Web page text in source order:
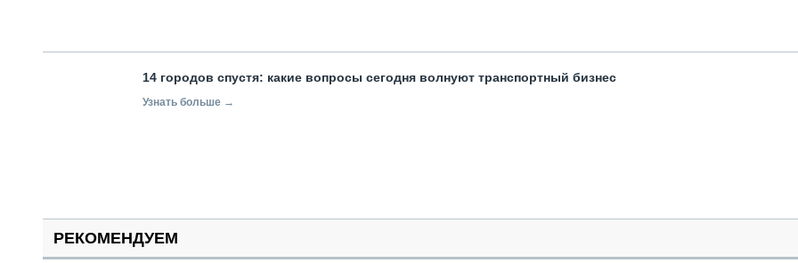
14 городов спустя: какие вопросы сегодня волнуют транспортный бизнес
Узнать больше →
РЕКОМЕНДУЕМ